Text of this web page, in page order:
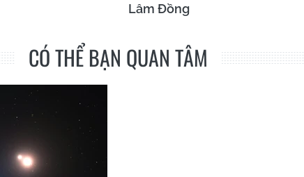
Lâm Đồng
CÓ THỂ BẠN QUAN TÂM